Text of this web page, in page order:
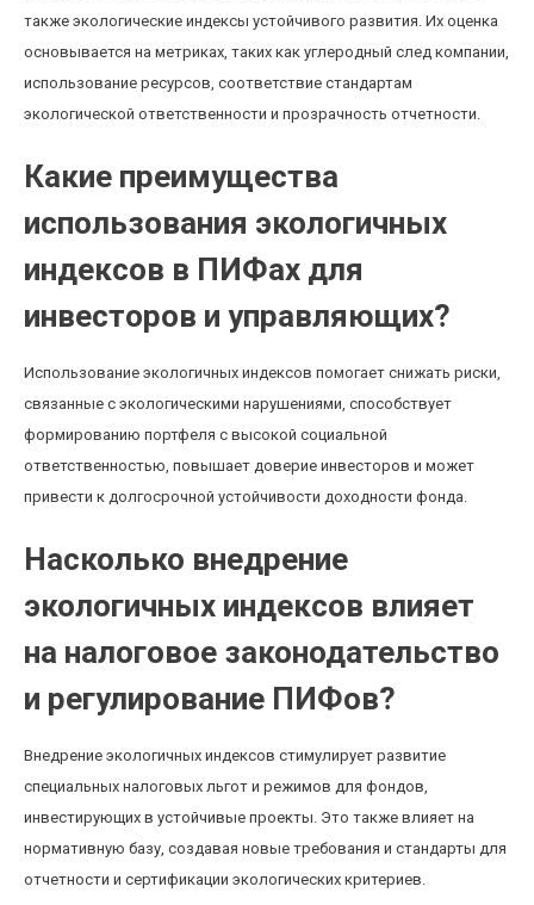
также экологические индексы устойчивого развития. Их оценка
основывается на метриках, таких как углеродный след компании,
использование ресурсов, соответствие стандартам
экологической ответственности и прозрачность отчетности.
Какие преимущества
использования экологичных
индексов в ПИФах для
инвесторов и управляющих?
Использование экологичных индексов помогает снижать риски,
связанные с экологическими нарушениями, способствует
формированию портфеля с высокой социальной
ответственностью, повышает доверие инвесторов и может
привести к долгосрочной устойчивости доходности фонда.
Насколько внедрение
экологичных индексов влияет
на налоговое законодательство
и регулирование ПИФов?
Внедрение экологичных индексов стимулирует развитие
специальных налоговых льгот и режимов для фондов,
инвестирующих в устойчивые проекты. Это также влияет на
нормативную базу, создавая новые требования и стандарты для
отчетности и сертификации экологических критериев.